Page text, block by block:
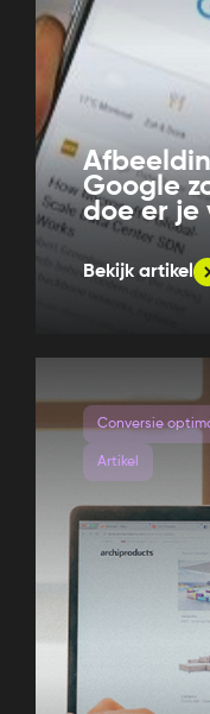
Google
doe er je
Bekijk artikel
Conversie
Artikel